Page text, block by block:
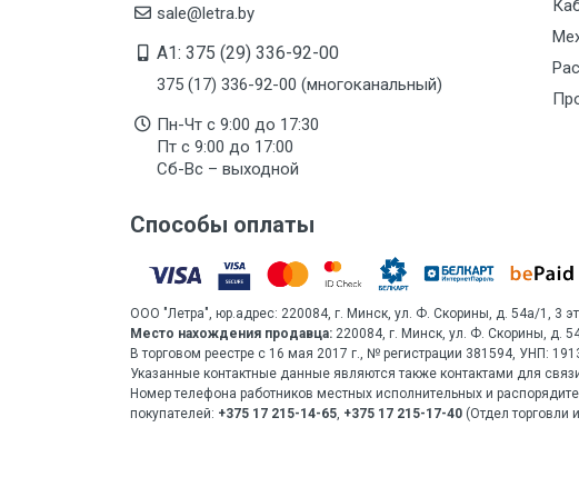
sale@letra.by
A1: 375 (29) 336-92-00
375 (17) 336-92-00 (многоканальный)
Пн-Чт с 9:00 до 17:30
Пт с 9:00 до 17:00
Сб-Вс – выходной
Способы оплаты
ООО "Летра", юр.адрес: 220084, г. Минск, ул. Ф. Скорины, д. 54а/1, 3
Место нахождения продавца: 220084, г. Минск, ул. Ф. Скорины, д.
В торговом реестре с 16 мая 2017 г., № регистрации 381594, УНП:
Указанные контактные данные являются также контактами для
Номер телефона работников местных исполнительных и
покупателей: +375 17 215-14-65 +375 17 215-17-40 (Отдел торговли